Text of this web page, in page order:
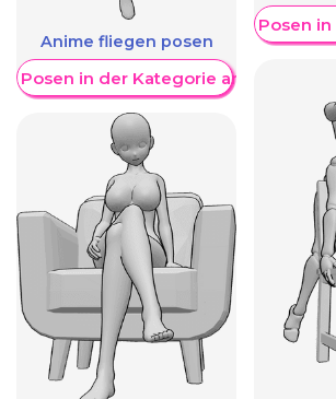
Anime fliegen posen
Posen in der Kategorie anzeigen
Weitere Posen